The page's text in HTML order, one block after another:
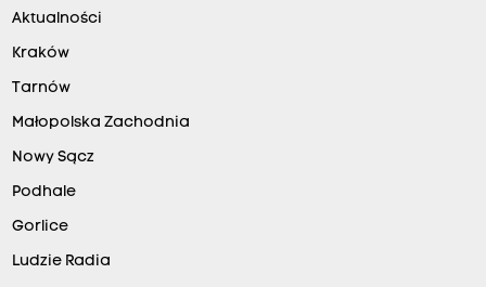
Aktualności
Kraków
Tarnów
Małopolska Zachodnia
Nowy Sącz
Podhale
Gorlice
Ludzie Radia